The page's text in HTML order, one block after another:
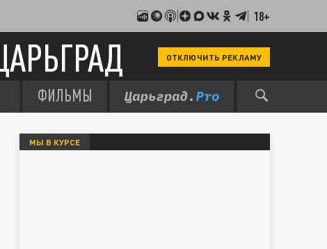
18+
ОТКЛЮЧИТЬ РЕКЛАМУ
ФИЛЬМЫ
МЫ В КУРСЕ